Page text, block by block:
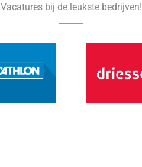
Vacatures bij de leukste bedrijven!